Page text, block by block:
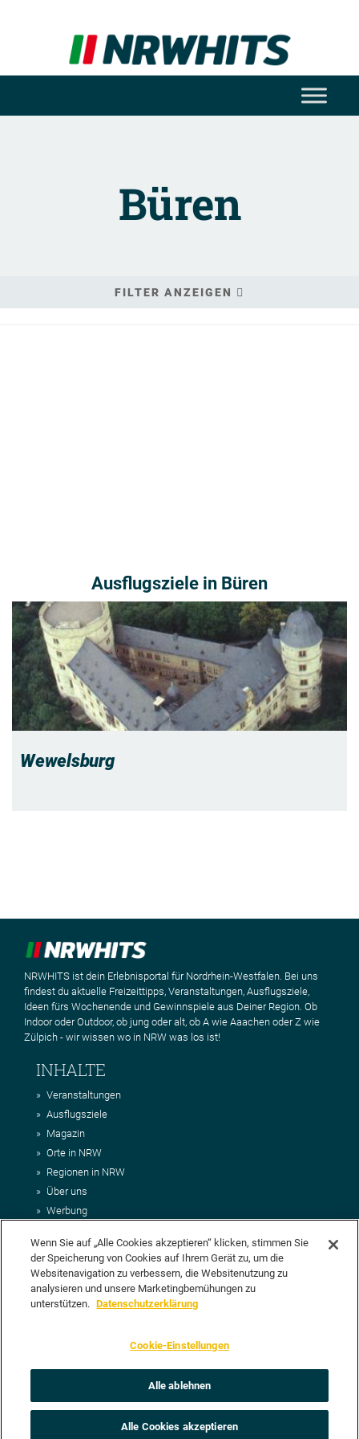
Büren
FILTER ANZEIGEN
Ausflugsziele in Büren
Wewelsburg
NRWHITS ist dein Erlebnisportal für Nordrhein-Westfalen. Bei uns
findest du aktuelle Freizeittipps, Veranstaltungen, Ausflugsziele,
Ideen fürs Wochenende und Gewinnspiele aus Deiner Region. Ob
Indoor oder Outdoor, ob jung oder alt, ob A wie Aaachen oder Z wie
Zülpich - wir wissen wo in NRW was los ist!
INHALTE
Veranstaltungen
Ausflugsziele
Magazin
Orte in NRW
Regionen in NRW
Über uns
Werbung
Impressum
AGB
Datenschutz
DEIN VORSCHLAG FÜR NRWHITS
vorschlagen? Klasse, dann nutze doch einfach
Unsere Redaktion wird Deinen Vorschlag dann so schnell wie
Wenn Sie auf „Alle Cookies akzeptieren“ klicken, stimmen Sie
der Speicherung von Cookies auf Ihrem Gerät zu, um die
Websitenavigation zu verbessern, die Websitenutzung zu
analysieren und unsere Marketingbemühungen zu
unterstützen. Datenschutzerklärung
Cookie-Einstellungen
Alle ablehnen
Alle Cookies akzeptieren